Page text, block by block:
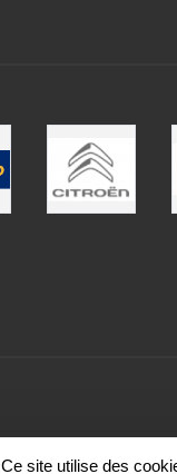
Ce site utilise des